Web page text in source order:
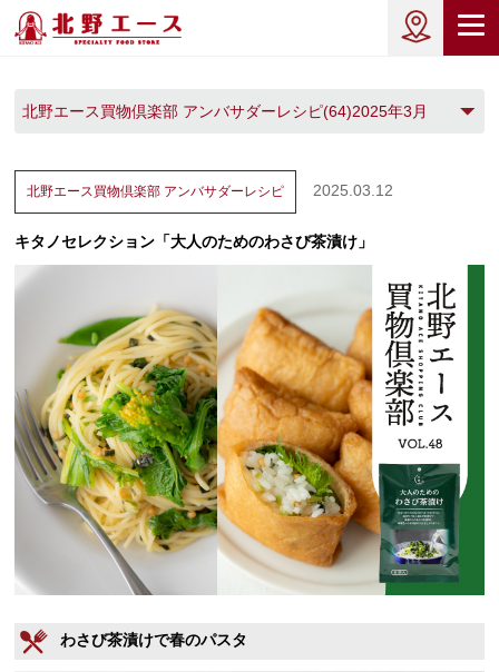
北野エース買物倶楽部 アンバサダーレシピ(64)2025年3月
北野エース買物倶楽部 アンバサダーレシピ 2025.03.12
キタノセレクション「大人のためのわさび茶漬け」
わさび茶漬けで春のパスタ